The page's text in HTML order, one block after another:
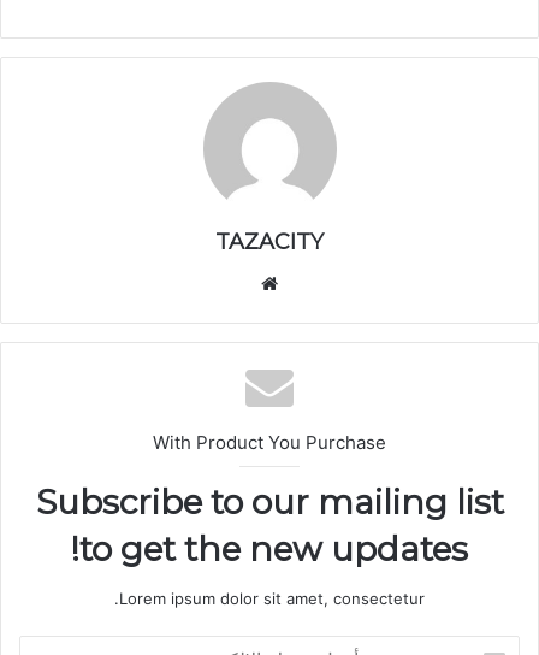
TAZACITY
الوي
ب
With Product You Purchase
Subscribe to our mailing list
to get the new updates!
Lorem ipsum dolor sit amet, consectetur.